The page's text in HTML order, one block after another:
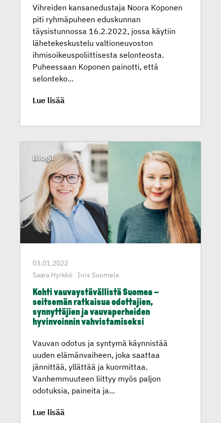
Vihreiden kansanedustaja Noora Koponen
piti ryhmäpuheen eduskunnan
täysistunnossa 16.2.2022, jossa käytiin
lähetekeskustelu valtioneuvoston
ihmisoikeuspoliittisesta selonteosta.
Puheessaan Koponen painotti, että
selonteko...
Lue lisää
03.01.2022
Saara Hyrkkö
Iiris Suomela
Kohti vauvays­tä­väl­listä Suomea –
seitsemän ratkaisua odottajien,
synnyttä­jien ja vauvaper­heiden
hyvinvoinnin vahvista­mi­seksi
Vauvan odotus ja syntymä käynnistää
uuden elämänvaiheen, joka saattaa
jännittää, yllättää ja kuormittaa.
Vanhemmuuteen liittyy myös paljon
odotuksia, paineita ja...
Lue lisää
Blogit